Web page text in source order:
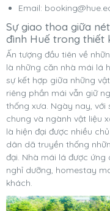
Email:
Sự giao thoa giữa
đình Huế trong thiết
Ấn tượng đầu tiên về
là những căn nhà mái lá
sự kết hợp giữa những
riêng phần mái vẫn giữ
thống xưa. Ngày nay,
chung và ngành vật liệu
là hiện đại được nhiều
dân dã truyền thống
đại. Nhà mái lá được
nghỉ dưỡng, homestay
khách.